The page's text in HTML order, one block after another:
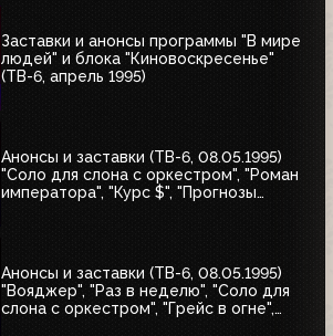
Заставки и анонсы программы "В мире
людей" и блока "Киновоскресенье"
(ТВ-6, апрель 1995)
Анонсы и заставки (ТВ-6, 08.05.1995)
"Соло для слона с оркестром", "Роман
императора", "Курс $", "Прогнозы
Анонсы и заставки (ТВ-6, 08.05.1995)
"Вояджер", "Раз в неделю", "Соло для
слона с оркестром", "Грейс в огне",